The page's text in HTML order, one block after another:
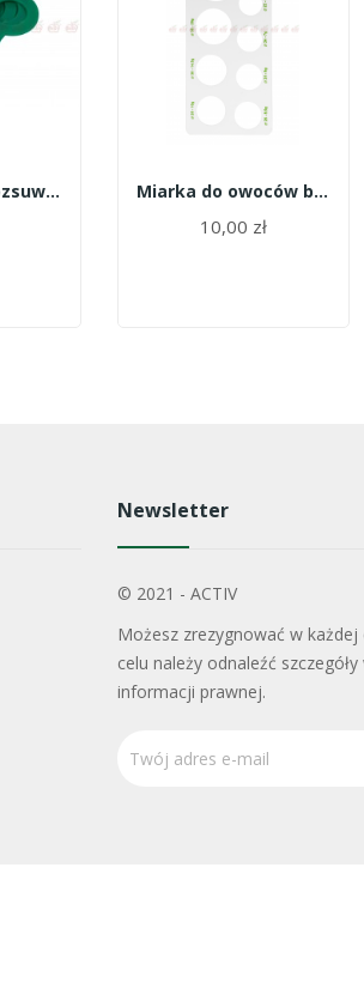
Kalibrownica rozsuwana 35-70 mm Miarka do owoców biała 20-40
10,00 zł
Newsletter
© 2021 - ACTIV
Możesz zrezygnować w każdej
celu należy odnaleźć
informacji prawnej.